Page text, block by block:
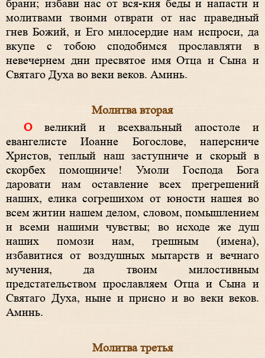
брани; избави нас от вся-кия беды и напасти и
молитвами твоими отврати от нас праведный
гнев Божий, и Его милосердие нам испроси, да
вкупе с тобою сподобимся прославляти в
невечернем дни пресвятое имя Отца и Сына и
Святаго Духа во веки веков. Аминь.
Молитва вторая
О великий и всехвальный апостоле и
евангелисте Иоанне Богослове, наперсниче
Христов, теплый наш заступниче и скорый в
скорбех помощниче! Умоли Господа Бога
даровати нам оставление всех прегрешений
наших, елика согрешихом от юности нашея во
всем житии нашем делом, словом, помышлением
и всеми нашими чувствы; во исходе же душ
наших помози нам, грешным (имена),
избавитися от воздушных мытарств и вечнаго
мучения, да твоим милостивным
предстательством прославляем Отца и Сына и
Святаго Духа, ныне и присно и во веки веков.
Аминь.
Молитва третья